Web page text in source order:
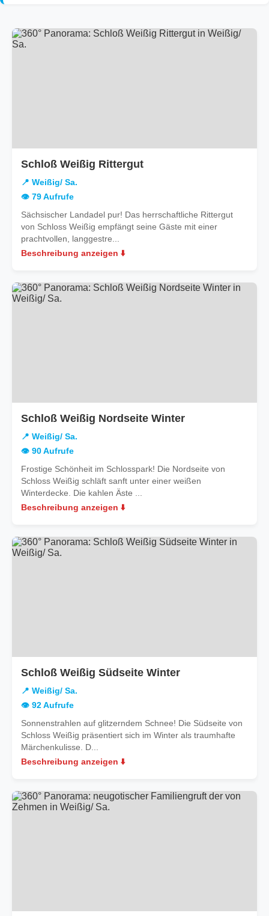
Schloß Weißig Rittergutin
📍 Weißig/ Sa.
👁️ 79 Aufrufe
Sächsischer Landadel pur! Das herrschaftliche Rittergut
von Schloss Weißig empfängt seine Gäste mit einer
prachtvollen, langgestre...
Beschreibung anzeigen ⬇️
Schloß Weißig Nordseite Winterin
📍 Weißig/ Sa.
👁️ 90 Aufrufe
Frostige Schönheit im Schlosspark! Die Nordseite von
Schloss Weißig schläft sanft unter einer weißen
Winterdecke. Die kahlen Äste ...
Beschreibung anzeigen ⬇️
Schloß Weißig Südseite Winterin
📍 Weißig/ Sa.
👁️ 92 Aufrufe
Sonnenstrahlen auf glitzerndem Schnee! Die Südseite von
Schloss Weißig präsentiert sich im Winter als traumhafte
Märchenkulisse. D...
Beschreibung anzeigen ⬇️